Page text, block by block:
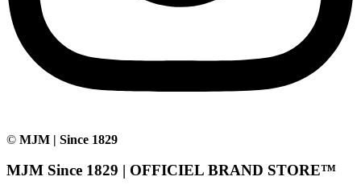
© MJM | Since 1829
MJM Since 1829 | OFFICIEL BRAND STORE™